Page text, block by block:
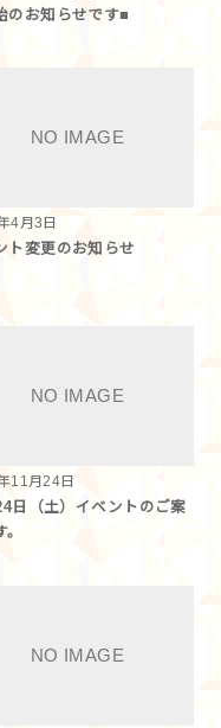
のお知らせです■
4月3日
ト変更のお知らせ
11月24日
日（土）イベントのご案